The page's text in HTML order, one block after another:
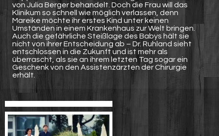
von Julia Berger behandelt. Doch die Frau will das
Klinikum so schnell wie möglich verlassen, denn
Mareike möchte ihr erstes Kind unter keinen
Umständen in einem Krankenhaus zur Welt bringen.
Auch die gefährliche Steißlage des Babys hält sie
nicht von ihrer Entscheidung ab – Dr. Ruhland sieht
entschlossen in die Zukunft und ist mehr als
überrascht, als sie an ihrem letzten Tag sogar ein
Geschenk von den Assistenzärzten der Chirurgie
erhält.